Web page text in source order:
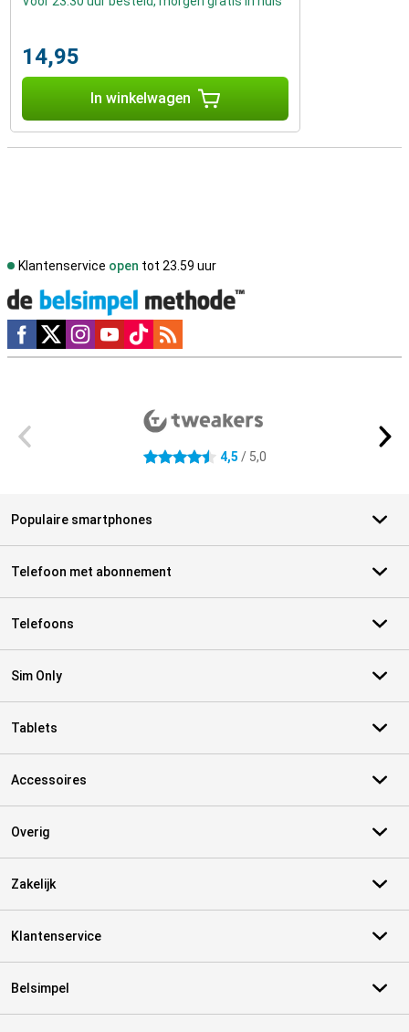
14,95
In winkelwagen
Klantenservice open tot 23.59 uur
Social media
4.5 sterren 4,5 / 5,0
Populaire smartphones
Telefoon met abonnement
Telefoons
Sim Only
Tablets
Accessoires
Overig
Zakelijk
Klantenservice
Belsimpel